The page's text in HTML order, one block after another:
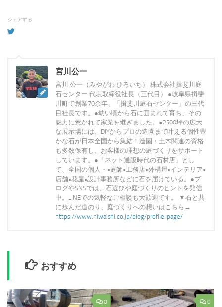
シェアする
宮川公一
宮川 公一（みやがわ ひろいち） 株式会社揖斐川庭
石センター 代表取締役社長（三代目） ●岐阜県揖斐
川町で創業70余年、「揖斐川庭石センター」の三代
目社長です。●幼い頃から石に囲まれて育ち、その
魅力に惹かれて家業を継ぎました。●2500坪の広大
な展示場には、DIYからプロの造園まで叶える個性豊
かな石が日本全国から集結！造園・土木関連の資格
も多数保有し、お客様の理想の庭づくりをサポート
しています。●「ネット通販時代の石材店」とし
て、全国の個人・•庭師•工務店•外構屋•インテリア•
店舗•花屋•設計事務所などに石を届けている。●ブ
ログやSNSでは、石選びや庭づくりのヒントを発信
中。LINEでの気軽なご相談も大歓迎です。 ▼石と共
に歩んだ道のり、庭づくりへの想いはこちら→
https://www.niwaishi.co.jp/blog/profile-page/
おすすめ
0 0